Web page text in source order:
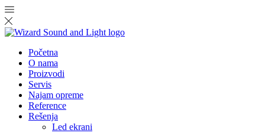
Početna
O nama
Proizvodi
Servis
Najam opreme
Reference
Rešenja
Led ekrani